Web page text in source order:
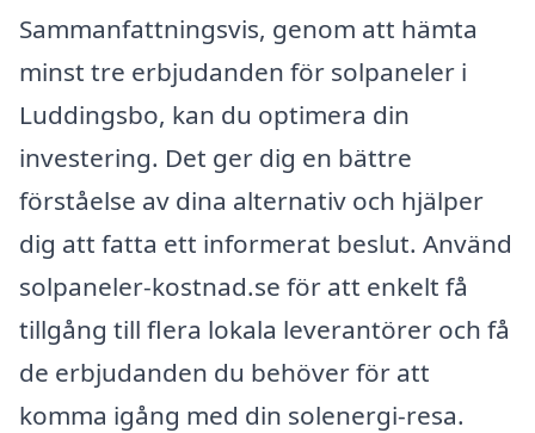
Sammanfattningsvis, genom att hämta
minst tre erbjudanden för solpaneler i
Luddingsbo, kan du optimera din
investering. Det ger dig en bättre
förståelse av dina alternativ och hjälper
dig att fatta ett informerat beslut. Använd
solpaneler-kostnad.se för att enkelt få
tillgång till flera lokala leverantörer och få
de erbjudanden du behöver för att
komma igång med din solenergi-resa.